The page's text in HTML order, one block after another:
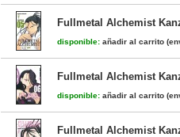
Fullmetal Alchemist
disponible: añadir al carrito
Fullmetal Alchemist
disponible: añadir al carrito
Fullmetal Alchemist